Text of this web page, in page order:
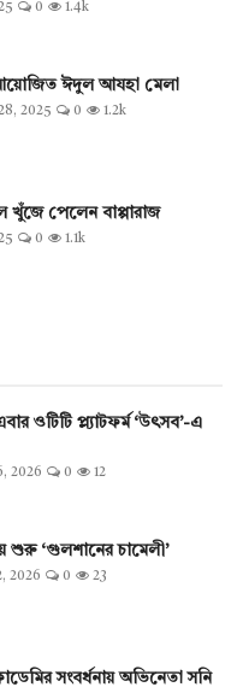
0 1.4k
আয়োজিত ঈদুল আযহা মেলা
2025 0 1.2k
খুঁজে পেলেন বাপ্পারাজ
0 1.1k
ওটিটি প্ল্যাটফর্ম ‘উৎসব’-এ
2026 0 12
শুরু ‘গুলশানের চামেলী’
2026 0 23
সংবর্ধনায় অভিনেতা সনি